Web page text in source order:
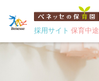
採用サイト 保育中途